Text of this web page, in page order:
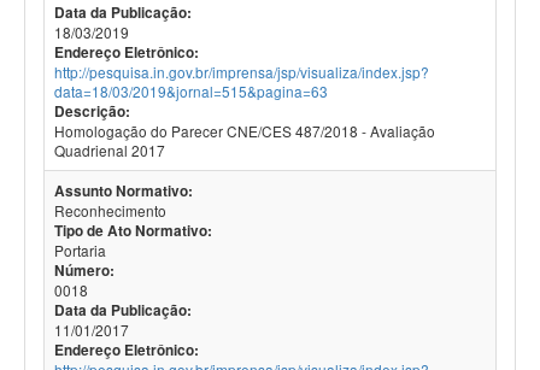
Data da Publicação:
18/03/2019
Endereço Eletrônico:
http://pesquisa.in.gov.br/imprensa/jsp/visualiza/index.jsp?
data=18/03/2019&jornal=515&pagina=63
Descrição:
Homologação do Parecer CNE/CES 487/2018 - Avaliação
Quadrienal 2017
Assunto Normativo:
Reconhecimento
Tipo de Ato Normativo:
Portaria
Número:
0018
Data da Publicação:
11/01/2017
Endereço Eletrônico: